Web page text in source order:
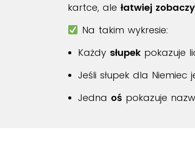
kartce, ale łatwiej
Na takim wykresie:
Każdy słupek pokazuje
Jeśli słupek dla
Jedna oś pokazuje